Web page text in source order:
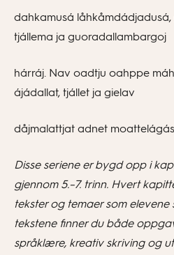
dahkamusá låhkåmdádjadusá,
tjállema ja guoradallambargoj
hárráj. Nav oadtju oahppe
ájádallat, tjállet ja gielav
dåjmalattjat adnet
Disse seriene er bygd opp i
gjennom 5.–7. trinn. Hvert
tekster og temaer som elevene
tekstene finner du både
språklære, kreativ skriving og